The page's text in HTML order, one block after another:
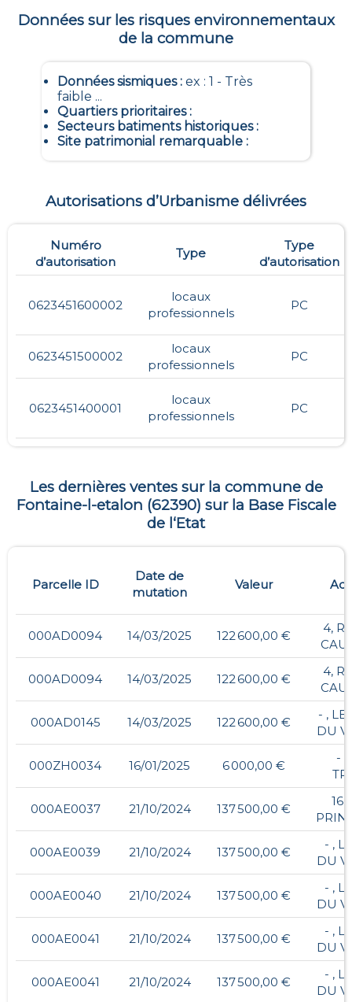
Données sur les risques environnementaux
de la commune
Données sismiques: ex : 1 - Très
faible ...
Quartiers prioritaires:
Secteurs batiments historiques:
Site patrimonial remarquable:
Autorisations d’Urbanisme délivrées
Numéro
d’autorisation
Type
Type
d’autorisation
0623451600002
locaux
professionnels
PC
0623451500002
locaux
professionnels
PC
0623451400001
locaux
professionnels
PC
Les dernières ventes sur la commune de
Fontaine-l-etalon (62390) sur la Base Fiscale
de l‘Etat
Parcelle ID
Date de
mutation
Valeur
000AD0094 14/03/2025 122 600,00 €
4,
000AD0094 14/03/2025 122 600,00 €
4,
000AD0145 14/03/2025 122 600,00 €
- , LE
DU
000ZH0034 16/01/2025 6 000,00 €
- ,
000AE0037 21/10/2024 137 500,00 €
16,
000AE0039 21/10/2024 137 500,00 €
- ,
DU
000AE0040 21/10/2024 137 500,00 €
- ,
DU
000AE0041 21/10/2024 137 500,00 €
- ,
DU
000AE0041 21/10/2024 137 500,00 €
- ,
DU